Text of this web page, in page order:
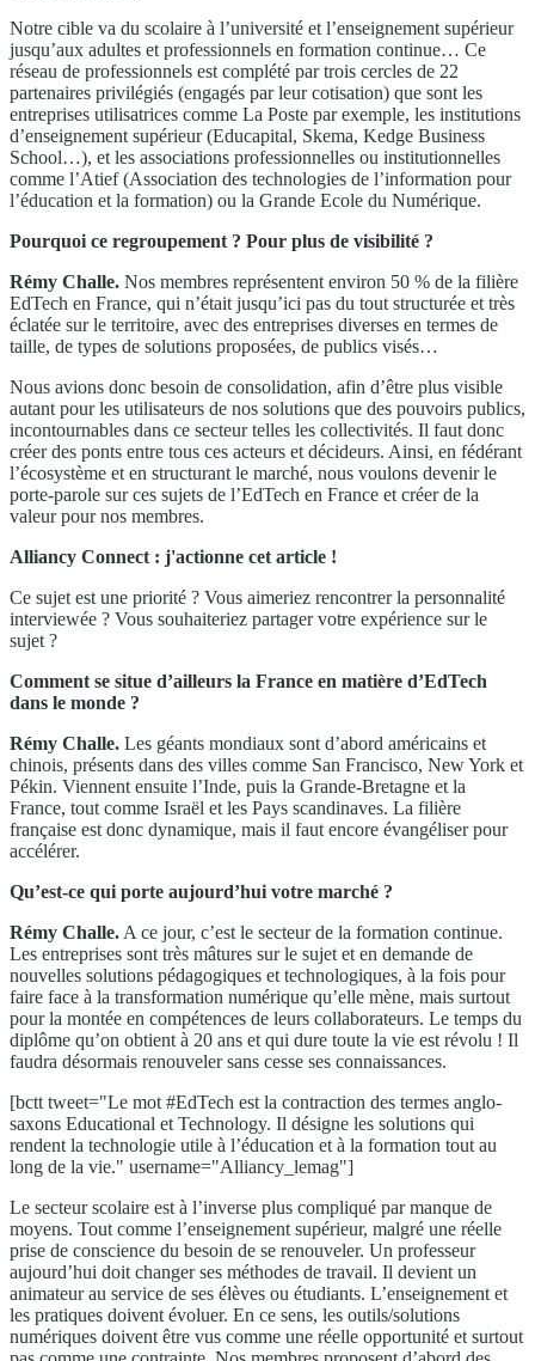
Notre cible va du scolaire à l’université et l’enseignement supérieur
jusqu’aux adultes et professionnels en formation continue… Ce
réseau de professionnels est complété par trois cercles de 22
partenaires privilégiés (engagés par leur cotisation) que sont les
entreprises utilisatrices comme La Poste par exemple, les institutions
d’enseignement supérieur (Educapital, Skema, Kedge Business
School…), et les associations professionnelles ou institutionnelles
comme l’Atief (Association des technologies de l’information pour
l’éducation et la formation) ou la Grande Ecole du Numérique.
Pourquoi ce regroupement ? Pour plus de visibilité ?
Rémy Challe. Nos membres représentent environ 50 % de la filière
EdTech en France, qui n’était jusqu’ici pas du tout structurée et très
éclatée sur le territoire, avec des entreprises diverses en termes de
taille, de types de solutions proposées, de publics visés…
Nous avions donc besoin de consolidation, afin d’être plus visible
autant pour les utilisateurs de nos solutions que des pouvoirs publics,
incontournables dans ce secteur telles les collectivités. Il faut donc
créer des ponts entre tous ces acteurs et décideurs. Ainsi, en fédérant
l’écosystème et en structurant le marché, nous voulons devenir le
porte-parole sur ces sujets de l’EdTech en France et créer de la
valeur pour nos membres.
Alliancy Connect : j'actionne cet article !
Ce sujet est une priorité ? Vous aimeriez rencontrer la personnalité
interviewée ? Vous souhaiteriez partager votre expérience sur le
sujet ?
Comment se situe d’ailleurs la France en matière d’EdTech
dans le monde ?
Rémy Challe. Les géants mondiaux sont d’abord américains et
chinois, présents dans des villes comme San Francisco, New York et
Pékin. Viennent ensuite l’Inde, puis la Grande-Bretagne et la
France, tout comme Israël et les Pays scandinaves. La filière
française est donc dynamique, mais il faut encore évangéliser pour
accélérer.
Qu’est-ce qui porte aujourd’hui votre marché ?
Rémy Challe. A ce jour, c’est le secteur de la formation continue.
Les entreprises sont très mâtures sur le sujet et en demande de
nouvelles solutions pédagogiques et technologiques, à la fois pour
faire face à la transformation numérique qu’elle mène, mais surtout
pour la montée en compétences de leurs collaborateurs. Le temps du
diplôme qu’on obtient à 20 ans et qui dure toute la vie est révolu ! Il
faudra désormais renouveler sans cesse ses connaissances.
[bctt tweet="Le mot #EdTech est la contraction des termes anglo-
saxons Educational et Technology. Il désigne les solutions qui
rendent la technologie utile à l’éducation et à la formation tout au
long de la vie." username="Alliancy_lemag"]
Le secteur scolaire est à l’inverse plus compliqué par manque de
moyens. Tout comme l’enseignement supérieur, malgré une réelle
prise de conscience du besoin de se renouveler. Un professeur
aujourd’hui doit changer ses méthodes de travail. Il devient un
animateur au service de ses élèves ou étudiants. L’enseignement et
les pratiques doivent évoluer. En ce sens, les outils/solutions
numériques doivent être vus comme une réelle opportunité et surtout